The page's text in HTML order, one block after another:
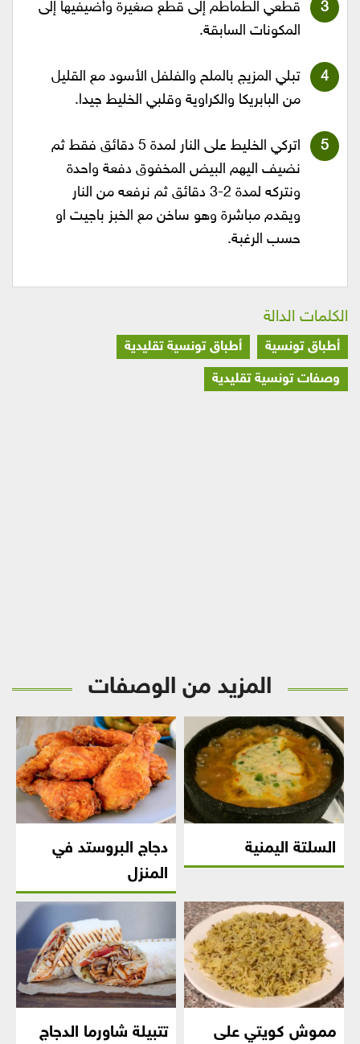
قطعي الطماطم إلى قطع صغيرة وأضيفيها إلى
المكونات السابقة.
تبلي المزيج بالملح والفلفل الأسود مع القليل
من البابريكا والكراوية وقلبي الخليط جيدا.
اتركي الخليط على النار لمدة 5 دقائق فقط ثم
نضيف اليهم البيض المخفوق دفعة واحدة
ونتركه لمدة 2-3 دقائق ثم نرفعه من النار
ويقدم مباشرة وهو ساخن مع الخبز باجيت او
حسب الرغبة.
الكلمات الدالة
أطباق تونسية
أطباق تونسية تقليدية
وصفات تونسية تقليدية
المزيد من الوصفات
السلتة اليمنية
دجاج البروستد في
المنزل
مموش كويتي على
تتبيلة شاورما الدجاج